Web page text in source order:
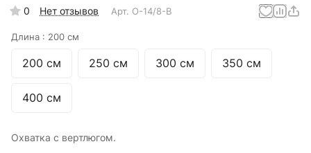
0 Нет отзывов Арт. О-14/8-В
Длина : 200 см
200 см 250 см 300 см 350 см
400 см
Охватка с вертлюгом.